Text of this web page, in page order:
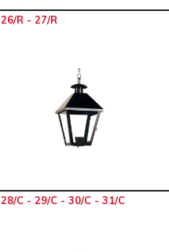
26/R - 27/R
28/C - 29/C - 30/C - 31/C